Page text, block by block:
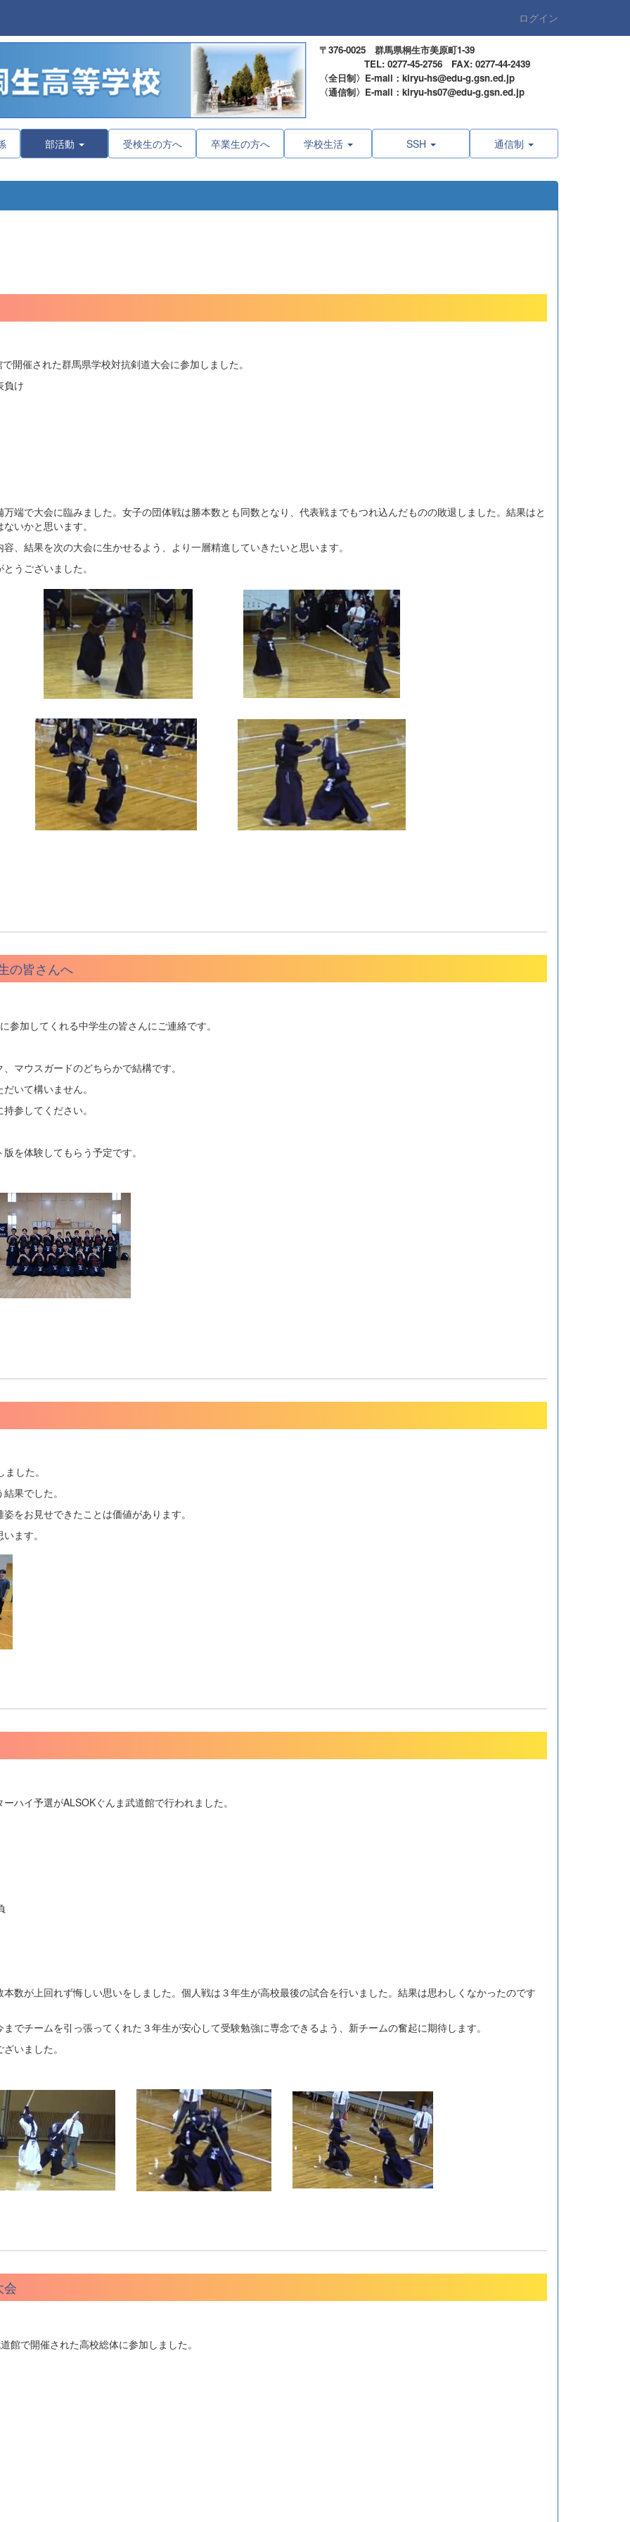
ログイン
〒376-0025 群馬県桐生市美原町1-39
TEL: 0277-45-2756 FAX: 0277-44-2439
〈全日制〉E-mail：kiryu-hs@edu-g.gsn.ed.jp
〈通信制〉E-mail：kiryu-hs07@edu-g.gsn.ed.jp
部活動 受検生の方へ 卒業生の方へ 学校生活 SSH 通信制
開催された群馬県学校対抗剣道大会に参加しました。
け
で大会に臨みました。女子の団体戦は勝本数とも同数となり、代表戦までもつれ込んだものの敗退しました。結果はと
いかと思います。
結果を次の大会に生かせるよう、より一層精進していきたいと思います。
うございました。
の皆さんへ
加してくれる中学生の皆さんにご連絡です。
ウスガードのどちらかで結構です。
いて構いません。
参してください。
を体験してもらう予定です。
した。
果でした。
をお見せできたことは価値があります。
ます。
ハイ予選がALSOKぐんま武道館で行われました。
が上回れず悔しい思いをしました。個人戦は３年生が高校最後の試合を行いました。結果は思わしくなかったのです
チームを引っ張ってくれた３年生が安心して受験勉強に専念できるよう、新チームの奮起に期待します。
いました。
で開催された高校総体に参加しました。